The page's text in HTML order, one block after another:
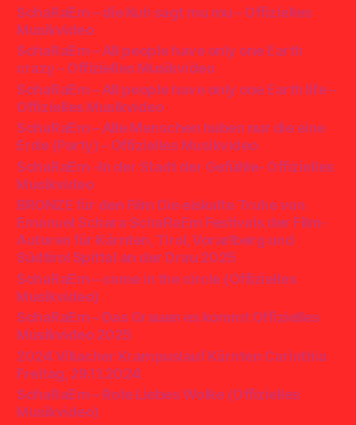
SchaRaEm – die Kuh sagt mu mu – Offizielles
Musikvideo
SchaRaEm – All people have only one Earth
crazy – Offizielles Musikvideo
SchaRaEm – All people have only one Earth life –
Offizielles Musikvideo
SchaRaEm – Alle Menschen haben nur die eine
Erde (Party) – Offizielles Musikvideo
SchaRaEm -In der Stadt der Gefühle- Offizielles
Musikvideo
BRONZE für den Film Die eiskalte Truhe von
Emanuel Schara SchaRaEm Festivals der Film-
Autoren für Kärnten, Tirol, Vorarlberg und
Südtirol Spittal an der Drau 2025
SchaRaEm – come in the circle (Offizielles
Musikvideo)
SchaRaEm – Das Grauen es kommt Offizielles
Musikvideo 2025
2024 Villacher Krampuslauf Kärnten Carinthia
Freitag, 29.11.2024
SchaRaEm – Rote Liebes Wolke (Offizielles
Musikvideo)